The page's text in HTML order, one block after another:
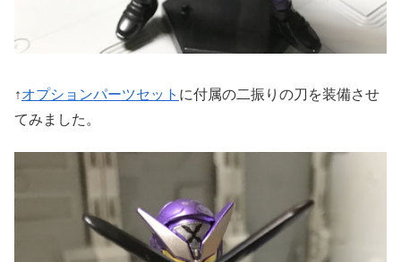
↑オプションパーツセット に付属の二振りの刀を装備させ
てみました。